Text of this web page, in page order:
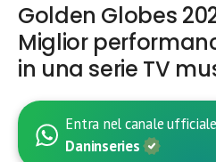
Golden Globes
Miglior
in una serie TV
Entra nel canale
Daninseries